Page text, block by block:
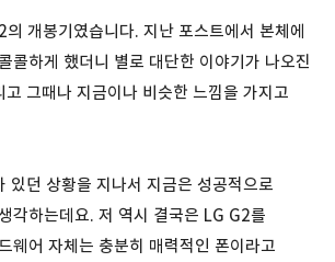
개봉기였습니다. 지난 포스트에서 본체에
콜하게 했더니 별로 대단한 이야기가 나오진
고 그때나 지금이나 비슷한 느낌을 가지고
있던 상황을 지나서 지금은 성공적으로
각하는데요. 저 역시 결국은 LG G2를
웨어 자체는 충분히 매력적인 폰이라고